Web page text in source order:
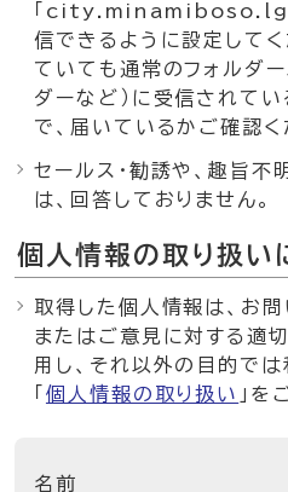
「
信できるように設定してく
ていても通常のフォルダ
ダーなど）に受信されて
で、届いているかご確認く
セールス・勧誘や、趣旨不
は、回答しておりません。
個人情報の取り扱い
取得した個人情報は、お問
またはご意見に対する適
用し、それ以外の目的では
個人情報の取り扱い 」を
名前